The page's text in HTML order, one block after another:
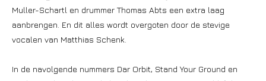
Muller-Schartl en drummer Thomas Abts een extra laag
aanbrengen. En dit alles wordt overgoten door de stevige
vocalen van Matthias Schenk.
In de navolgende nummers Dar Orbit, Stand Your Ground en